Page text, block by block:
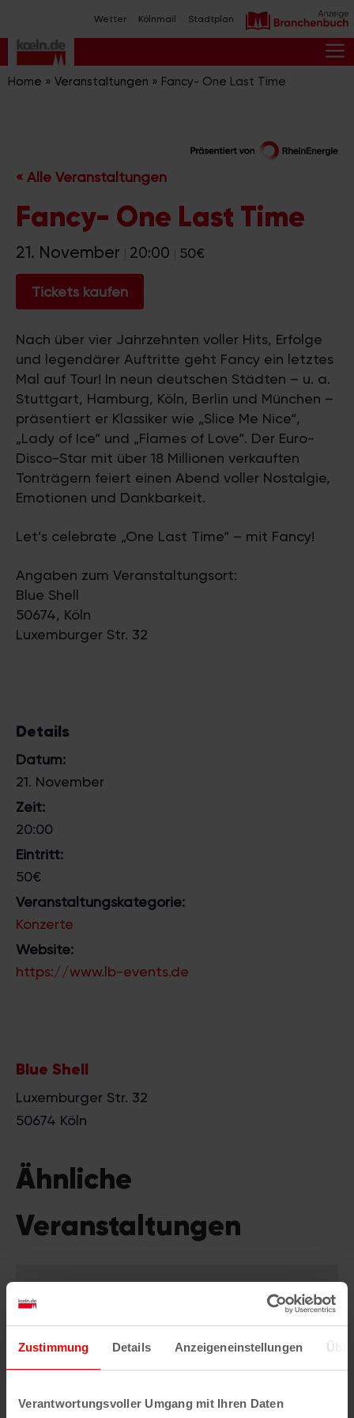
Zustimmung Details Anzeigeneinstellungen
Verantwortungsvoller Umgang mit Ihren Daten
Inhalt
springen
Wetter Kölnmail Stadtplan
Home » Veranstaltungen » Fancy- One Last Time
« Alle Veranstaltungen
Fancy- One Last Time
21. November 20:00 50€
Tickets kaufen
Nach über vier Jahrzehnten voller Hits, Erfolge
und legendärer Auftritte geht Fancy ein letztes
Mal auf Tour! In neun deutschen Städten – u. a.
Stuttgart, Hamburg, Köln, Berlin und München –
präsentiert er Klassiker wie „Slice Me Nice“,
„Lady of Ice“ und „Flames of Love“. Der Euro-
Disco-Star mit über 18 Millionen verkauften
Tonträgern feiert einen Abend voller Nostalgie,
Emotionen und Dankbarkeit.
Let’s celebrate „One Last Time“ – mit Fancy!
Angaben zum Veranstaltungsort:
Blue Shell
50674, Köln
Luxemburger Str. 32
Details
Datum:
21. November
Zeit:
20:00
Eintritt:
50€
Veranstaltungskategorie:
Konzerte
Website:
https://www.lb-events.de
Blue Shell
Luxemburger Str. 32
50674 Köln
Ähnliche
Veranstaltungen